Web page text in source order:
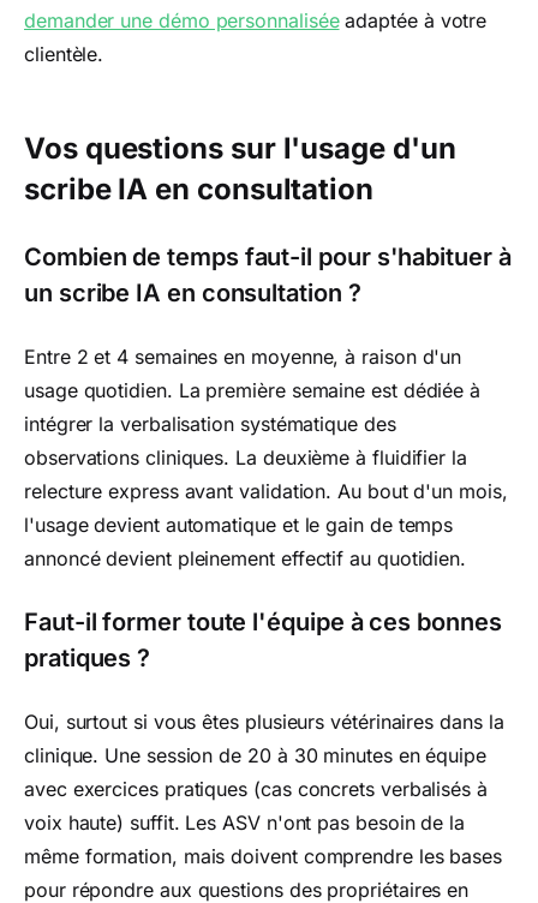
demander une démo personnaliséeadaptée à votre
clientèle.
Vos questions sur l'usage d'un
scribe IA en consultation
Combien de temps faut-il pour s'habituer à
un scribe IA en consultation ?
Entre 2 et 4 semaines en moyenne, à raison d'un
usage quotidien. La première semaine est dédiée à
intégrer la verbalisation systématique des
observations cliniques. La deuxième à fluidifier la
relecture express avant validation. Au bout d'un mois,
l'usage devient automatique et le gain de temps
annoncé devient pleinement effectif au quotidien.
Faut-il former toute l'équipe à ces bonnes
pratiques ?
Oui, surtout si vous êtes plusieurs vétérinaires dans la
clinique. Une session de 20 à 30 minutes en équipe
avec exercices pratiques (cas concrets verbalisés à
voix haute) suffit. Les ASV n'ont pas besoin de la
même formation, mais doivent comprendre les bases
pour répondre aux questions des propriétaires en